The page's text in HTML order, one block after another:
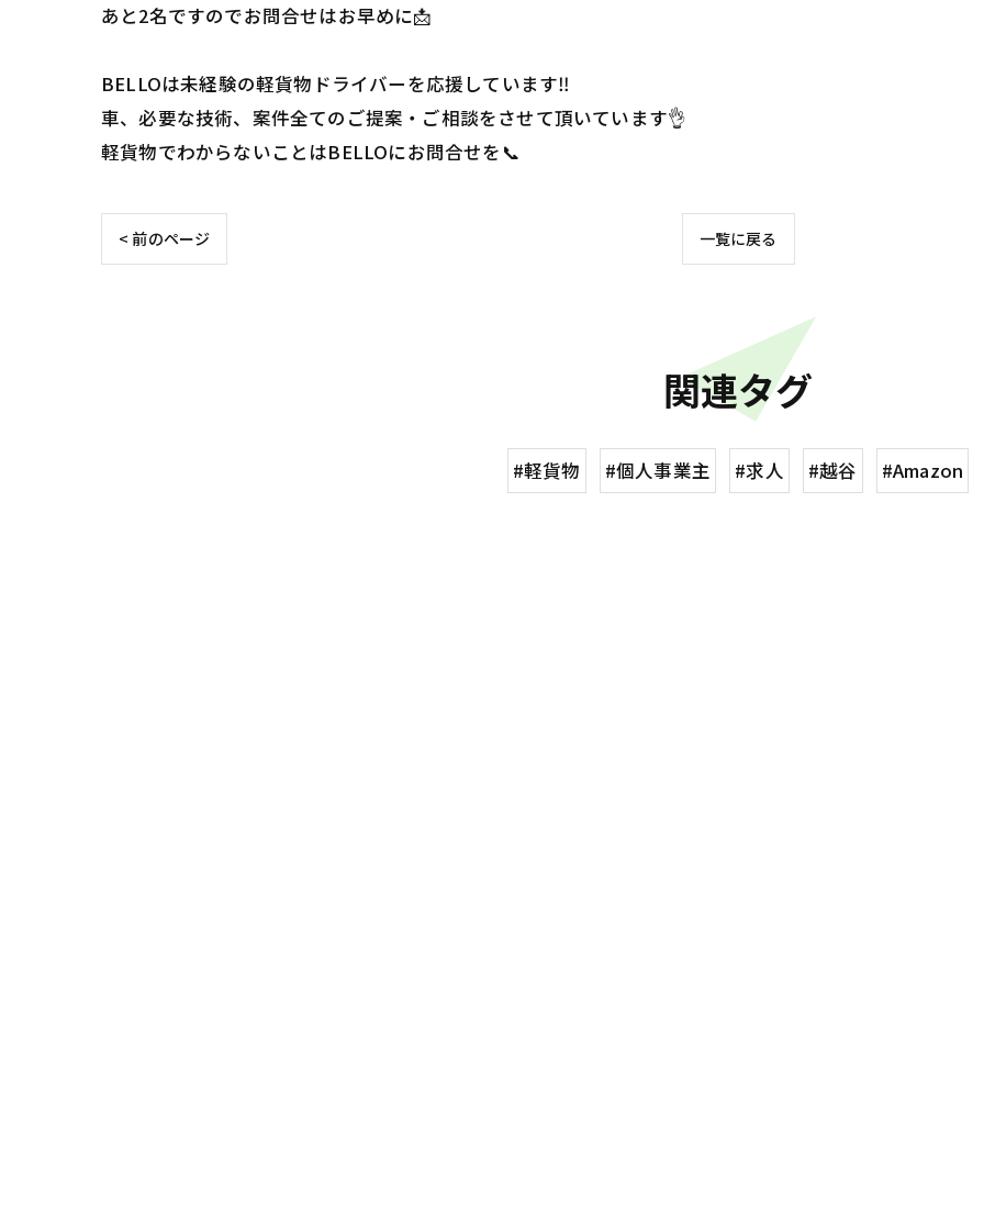
あと2名ですのでお問合せはお早めに📩
BELLOは未経験の軽貨物ドライバーを応援しています‼️
車、必要な技術、案件全てのご提案・ご相談をさせて頂いています👌
軽貨物でわからないことはBELLOにお問合せを📞
< 前のページ 一覧に戻る
関連タグ
#軽貨物 #個人事業主 #求人 #越谷 #Amazon